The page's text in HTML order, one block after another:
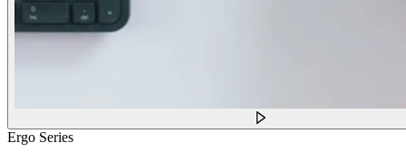
Ergo Series